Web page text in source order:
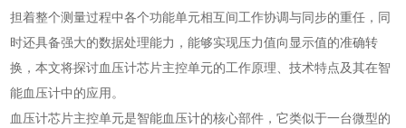
担着整个测量过程中各个功能单元相互间工作协调与同步的重任，同
时还具备强大的数据处理能力，能够实现压力值向显示值的准确转
换，本文将探讨血压计芯片主控单元的工作原理、技术特点及其在智
能血压计中的应用。
血压计芯片主控单元是智能血压计的核心部件，它类似于一台微型的